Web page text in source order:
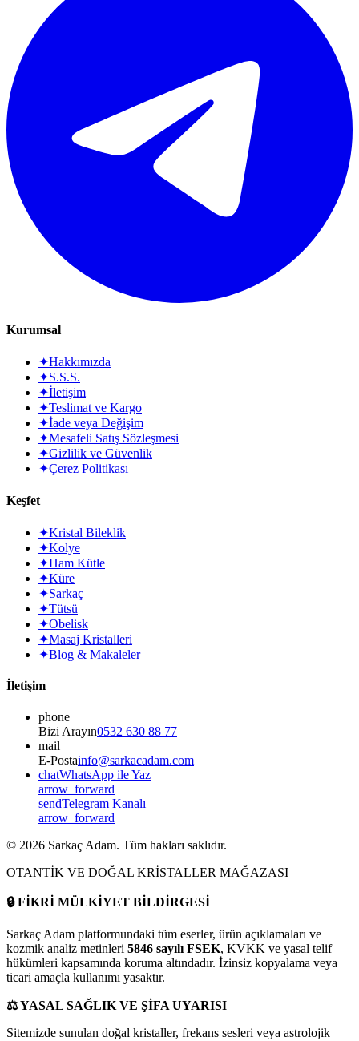
Kurumsal
✦Hakkımızda
✦S.S.S.
✦İletişim
✦Teslimat ve Kargo
✦İade veya Değişim
✦Mesafeli Satış Sözleşmesi
✦Gizlilik ve Güvenlik
✦Çerez Politikası
Keşfet
✦Kristal Bileklik
✦Kolye
✦Ham Kütle
✦Küre
✦Sarkaç
✦Tütsü
✦Obelisk
✦Masaj Kristalleri
✦Blog & Makaleler
İletişim
phone
Bizi Arayın0532 630 88 77
mail
E-Postainfo@sarkacadam.com
chatWhatsApp ile Yaz
arrow_forward
sendTelegram Kanalı
arrow_forward
© 2026 Sarkaç Adam. Tüm hakları saklıdır.
OTANTİK VE DOĞAL KRİSTALLER MAĞAZASI
🔒FİKRİ MÜLKİYET BİLDİRGESİ
Sarkaç Adam platformundaki tüm eserler, ürün açıklamaları ve
kozmik analiz metinleri 5846 sayılı FSEK, KVKK ve yasal telif
hükümleri kapsamında koruma altındadır. İzinsiz kopyalama veya
ticari amaçla kullanımı yasaktır.
⚖️YASAL SAĞLIK VE ŞİFA UYARISI
Sitemizde sunulan doğal kristaller, frekans sesleri veya astrolojik